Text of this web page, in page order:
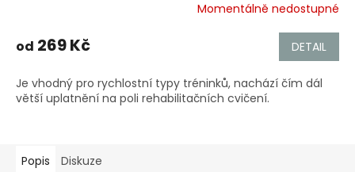
Momentálně nedostupné
od 269 Kč DETAIL
Je vhodný pro rychlostní typy tréninků, nachází čím dál
větší uplatnění na poli rehabilitačních cvičení.
Popis Diskuze